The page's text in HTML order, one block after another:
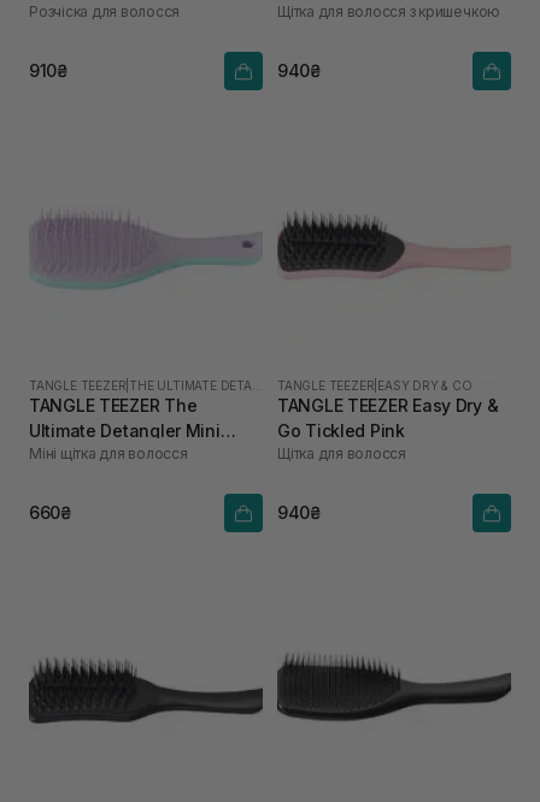
Розчіска для волосся
910₴
Щітка для волосся з кришечкою
940₴
TANGLE TEEZER
TANGLE TEEZER The
Ultimate Detangler Mini
Wisteria Leaf
Міні щітка для волосся
660₴
TANGLE TEEZER EASY DRY & CO
TANGLE TEEZER Easy Dry &
Go Tickled Pink
Щітка для волосся
940₴